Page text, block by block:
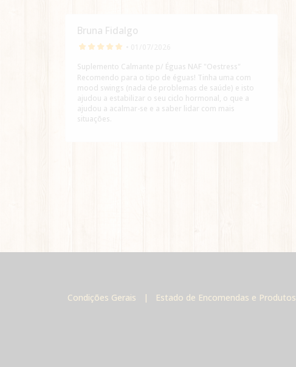
Bruna Fidalgo
Suplemento Calmante p/ Éguas NAF "Oestress"
Recomendo para o tipo de éguas! Tinha uma com
mood swings (nada de problemas de saúde) e isto
ajudou a estabilizar o seu ciclo hormonal, o que a
ajudou a acalmar-se e a saber lidar com mais
situações.
Condições Gerais | Estado de Encomendas e Produtos